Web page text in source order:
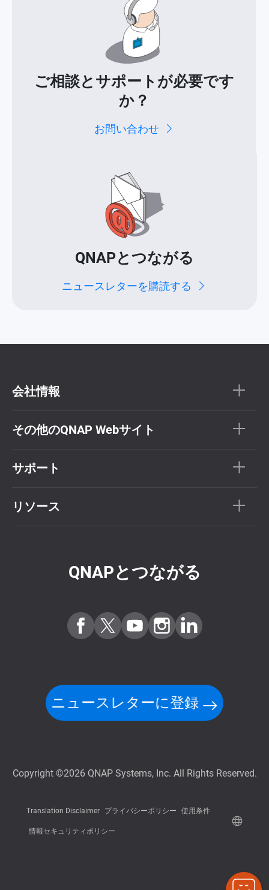
ご相談とサポートが必要です
か？
お問い合わせ
QNAPとつながる
ニュースレターを購読する
会社情報
その他のQNAP Webサイト
サポート
リソース
QNAPとつながる
ニュースレターに登録
Copyright ©2026 QNAP Systems, Inc. All Rights Reserved.
Translation Disclaimer プライバシーポリシー 使用条件
情報セキュリティポリシー